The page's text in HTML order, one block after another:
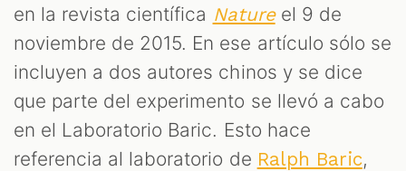
en la revista científica Natureel 9 de
noviembre de 2015. En ese artículo sólo se
incluyen a dos autores chinos y se dice
que parte del experimento se llevó a cabo
en el Laboratorio Baric. Esto hace
referencia al laboratorio de Ralph Baric,